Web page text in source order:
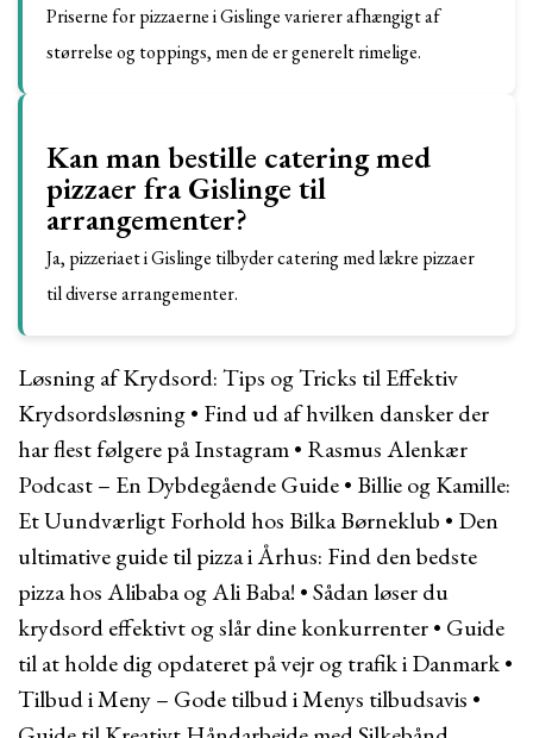
Priserne for pizzaerne i Gislinge varierer afhængigt af
størrelse og toppings, men de er generelt rimelige.
Kan man bestille catering med
pizzaer fra Gislinge til
arrangementer?
Ja, pizzeriaet i Gislinge tilbyder catering med lækre pizzaer
til diverse arrangementer.
Løsning af Krydsord: Tips og Tricks til Effektiv
Krydsordsløsning• Find ud af hvilken dansker der
har flest følgere på Instagram• Rasmus Alenkær
Podcast – En Dybdegående Guide• Billie og Kamille:
Et Uundværligt Forhold hos Bilka Børneklub • Den
ultimative guide til pizza i Århus: Find den bedste
pizza hos Alibaba og Ali Baba! •Sådan løser du
krydsord effektivt og slår dine konkurrenter• Guide
til at holde dig opdateret på vejr og trafik i Danmark•
Tilbud i Meny – Gode tilbud i Menys tilbudsavis •